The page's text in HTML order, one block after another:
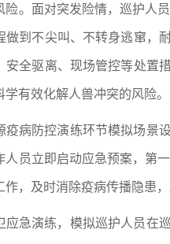
险。面对突发险情，巡护人
做到不尖叫、不转身逃窜，
安全驱离、现场管控等处置
学有效化解人兽冲突的风险。
疫病防控演练环节模拟场景
人员立即启动应急预案，第
作，及时消除疫病传播隐患
应急演练，模拟巡护人员在